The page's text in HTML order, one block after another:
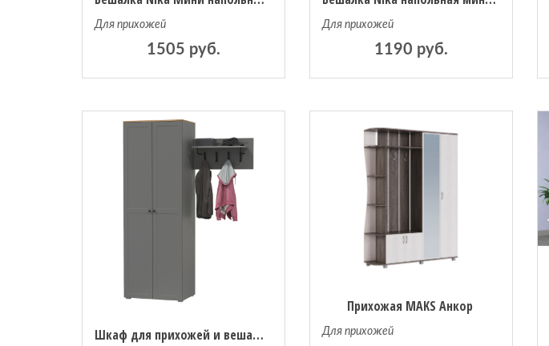
Для прихожей
1505 руб.
Для прихожей
1190 руб.
Шкаф для прихожей и вешалка для одежды Остин
Прихожая MAKS Анкор
Для прихожей